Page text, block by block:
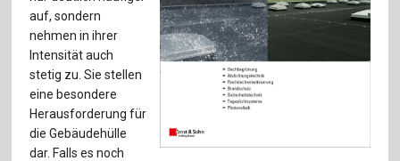
Sprache / Language: DE Sprache / Language: EN
auf, sondern
nehmen in ihrer
Intensität auch
stetig zu. Sie stellen
eine besondere
Herausforderung für
die Gebäudehülle
dar. Falls es noch